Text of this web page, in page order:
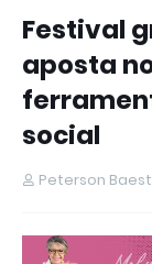
Festival
aposta
social
Peterson